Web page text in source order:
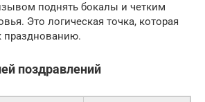
поднять бокалы и четким
Это логическая точка, которая
празднованию.
поздравлений